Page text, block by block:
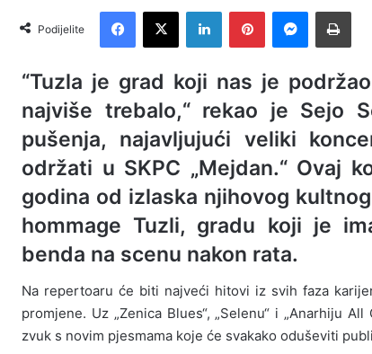
Podijelite
“Tuzla je grad koji nas je
najviše trebalo,“ rekao je Sejo
pušenja, najavljujući veliki
održati u SKPC „Mejdan.“ Ovaj
godina od izlaska njihovog
hommage Tuzli, gradu koji je
benda na scenu nakon rata.
Na repertoaru će biti najveći hitovi iz svih faza
promjene. Uz „Zenica Blues“, „Selenu“ i „Anarhiju
zvuk s novim pjesmama koje će svakako oduševiti